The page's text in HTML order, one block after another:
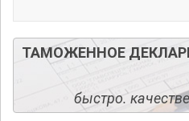
ТАМОЖЕННОЕ
быстро.